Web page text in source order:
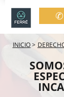
✆
INICIO>